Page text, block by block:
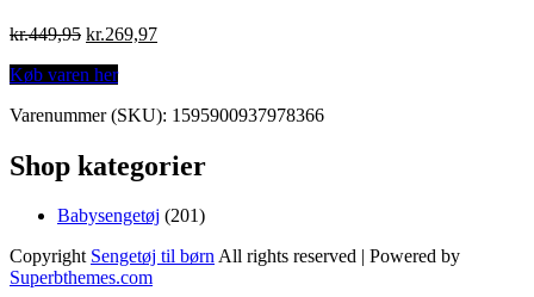
kr.449,95 Original
was:
kr.269,97Current
Køb varen her
Varenummer (SKU): 1595900937978366
Shop kategorier
Babysengetøj 201201
Copyright Sengetøj til børnAll rights reserved | Powered by
Superbthemes.com